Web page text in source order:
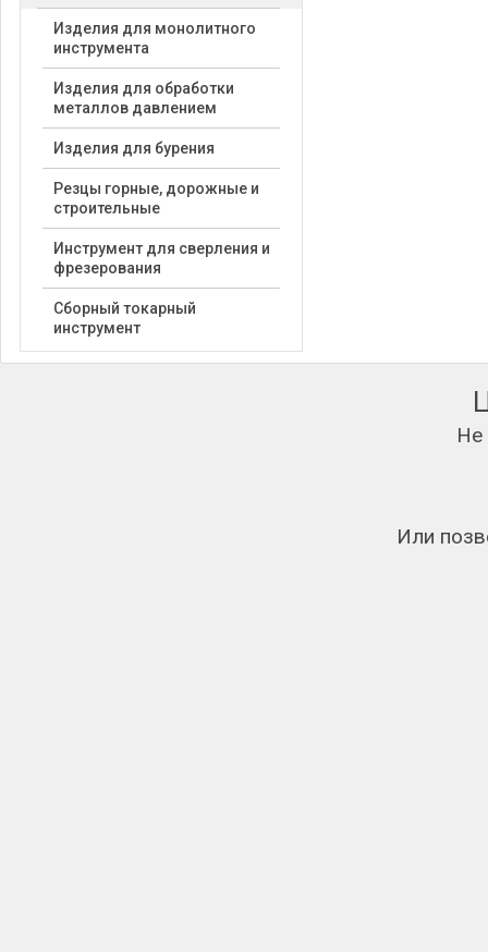
Изделия для монолитного
инструмента
Изделия для обработки
металлов давлением
Изделия для бурения
Резцы горные, дорожные и
строительные
Инструмент для сверления и
фрезерования
Сборный токарный
инструмент
Не
Или